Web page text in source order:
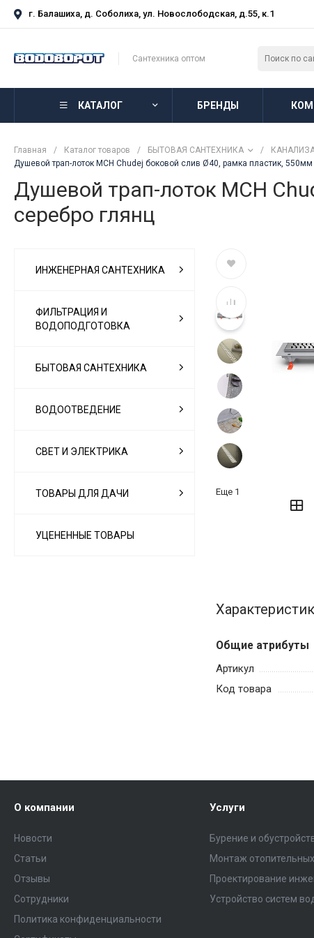
г. Балашиха, д. Соболиха, ул. Новослободская, д.55, к.1
Сантехника оптом
КАТАЛОГ БРЕНДЫ
Главная / Каталог товаров / БЫТОВАЯ САНТЕХНИКА /
Душевой трап-лоток MCH Chudej боковой слив Ø40, рамка пластик, 550мм
Душевой трап-лоток MCH
серебро глянц
ИНЖЕНЕРНАЯ САНТЕХНИКА
ФИЛЬТРАЦИЯ И
ВОДОПОДГОТОВКА
БЫТОВАЯ САНТЕХНИКА
ВОДООТВЕДЕНИЕ
СВЕТ И ЭЛЕКТРИКА
ТОВАРЫ ДЛЯ ДАЧИ
УЦЕНЕННЫЕ ТОВАРЫ
Еще 1
Общие атрибуты
Артикул
Код товара
О компании
Новости
Статьи
Отзывы
Сотрудники
Политика конфиденциальности
Услуги
Бурение и
Монтаж
Проектирование
Устройство систем